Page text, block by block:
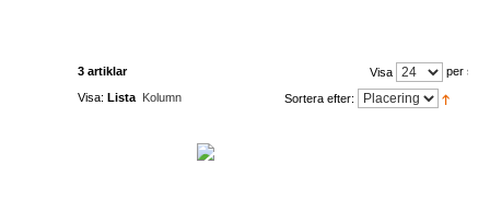
3 artiklar Visa
per sida
Visa: Lista Kolumn Sortera efter: